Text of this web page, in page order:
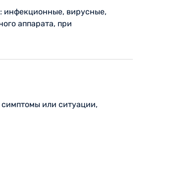
инфекционные, вирусные,
аппарата, при
или ситуации,